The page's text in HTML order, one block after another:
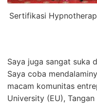
Sertifikasi
Saya juga sangat suka
Saya coba
macam komunitas
University (EU),